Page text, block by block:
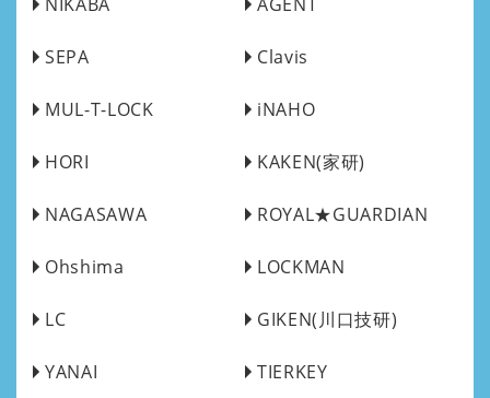
SEPA Clavis
MUL-T-LOCK iNAHO
HORI KAKEN(家研)
NAGASAWA ROYAL★GUARDIAN
Ohshima LOCKMAN
LC GIKEN(川口技研)
YANAI TIERKEY